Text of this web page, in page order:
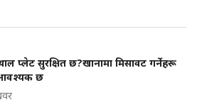
प्लेट सुरक्षित छ?खानामा मिसावट गर्नेहरू
आवश्यक छ